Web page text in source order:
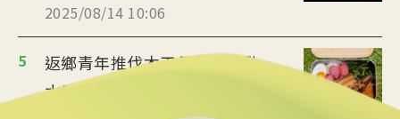
2025/08/14 10:06
5
返鄉青年推伐木工便當 帶動
水里觀光與減碳經濟